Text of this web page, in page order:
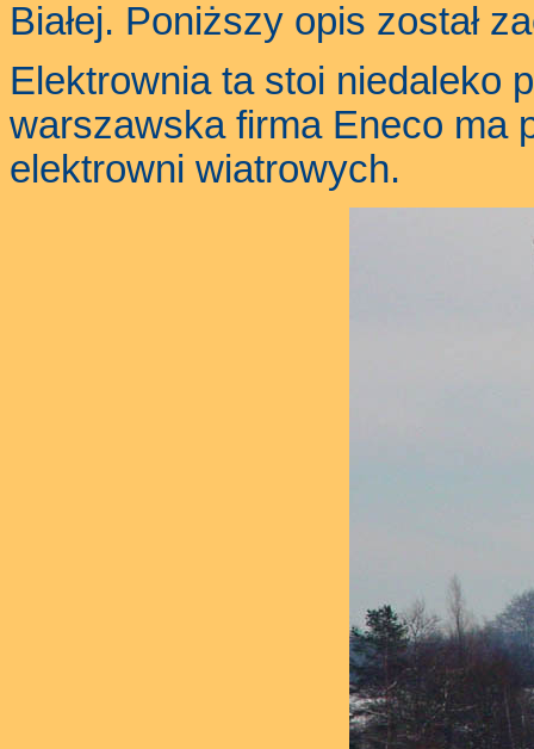
Białej. Poniższy opis został
Elektrownia ta stoi niedaleko
warszawska firma Eneco ma
elektrowni wiatrowych.